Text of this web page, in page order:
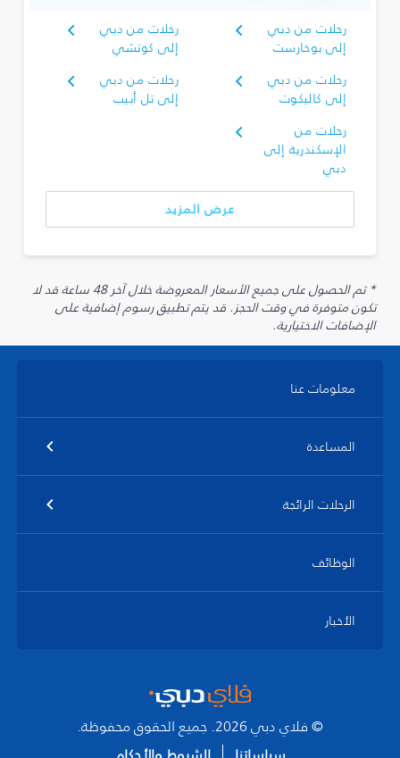
رحلات من دبي
إلى بوخارست
رحلات من دبي
إلى كوتشي
رحلات من دبي
إلى كاليكوت
رحلات من دبي
إلى تل أبيب
رحلات من
الإسكندرية إلى
دبي
عرض المزيد
* تم الحصول على جميع الأسعار المعروضة خلال آخر 48 ساعة قد لا
تكون متوفرة في وقت الحجز. قد يتم تطبيق رسوم إضافية على
الإضافات الاختيارية.
معلومات عنا
المساعدة
الرحلات الرائجة
الوظائف
الأخبار
© فلاي دبي 2026. جميع الحقوق محفوظة.